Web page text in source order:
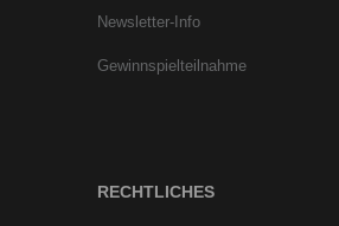
Newsletter-Info
Gewinnspielteilnahme
RECHTLICHES